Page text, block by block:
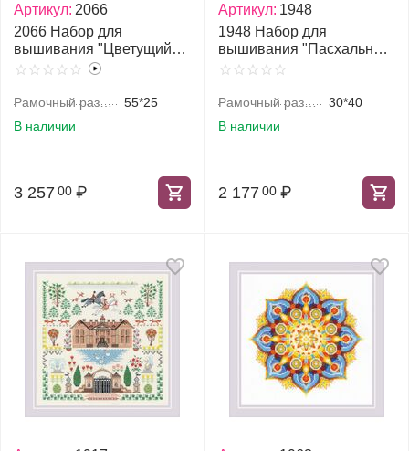
Артикул: 2066
2066 Набор для
вышивания "Цветущий
луг"
Рамочный размер, см
55*25
В наличии
3 257 00 ₽
Артикул: 1948
1948 Набор для
вышивания "Пасхальный
натюрморт с зайчиком"
Рамочный размер, см
30*40
В наличии
2 177 00 ₽